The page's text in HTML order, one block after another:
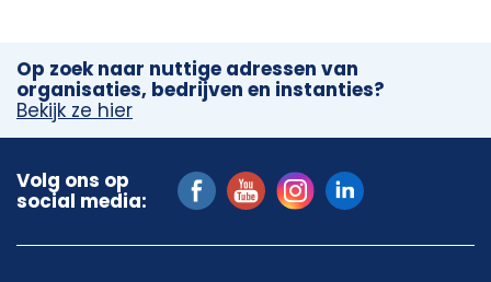
Op zoek naar nuttige adressen van
organisaties, bedrijven en instanties?
Bekijk ze hier
Volg ons op
social media: